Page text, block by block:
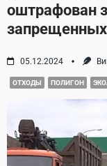
оштрафован
05.12.2024
ОТХОДЫ ПОЛИГОН